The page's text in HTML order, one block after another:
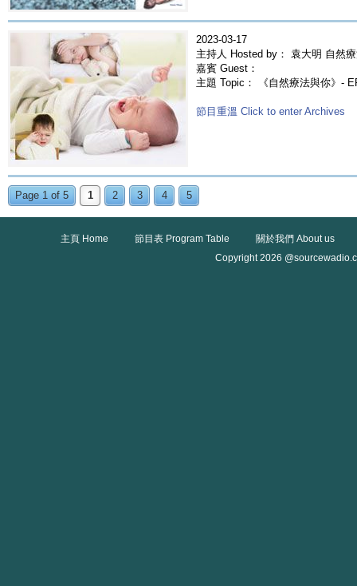
2023-03-17
主持人 Hosted by： 袁大明 自然
嘉賓 Guest：
主題 Topic： 《自然療法與你》-
節目重溫 Click to enter Archives
Page 1 of 5 1 2 3 4 5
主頁 Home 節目表 Program Table
關於我們 About us
Copyright 2026